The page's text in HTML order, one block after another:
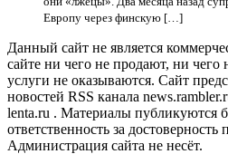
Европу через финскую […]
Данный сайт не является
сайте ни чего не продают, ни
услуги не оказываются. Сайт
новостей RSS канала
lenta.ru . Материалы публикуются
ответственность за
Администрация сайта не несёт.